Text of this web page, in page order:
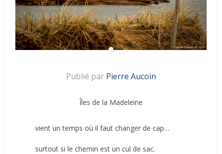
Publié par Pierre Aucoin
Îles de la Madeleine
vient un temps où il faut changer de cap…
surtout si le chemin est un cul de sac.